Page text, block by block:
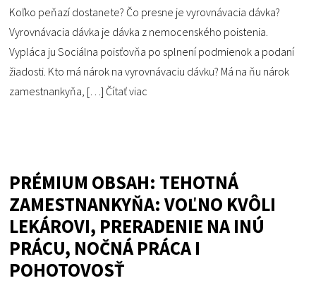
Koľko peňazí dostanete? Čo presne je vyrovnávacia dávka?
Vyrovnávacia dávka je dávka z nemocenského poistenia.
Vypláca ju Sociálna poisťovňa po splnení podmienok a podaní
žiadosti. Kto má nárok na vyrovnávaciu dávku? Má na ňu nárok
zamestnankyňa, […]Čítať viac
PRÉMIUM OBSAH: TEHOTNÁ
ZAMESTNANKYŇA: VOĽNO KVÔLI
LEKÁROVI, PRERADENIE NA INÚ
PRÁCU, NOČNÁ PRÁCA I
POHOTOVOSŤ